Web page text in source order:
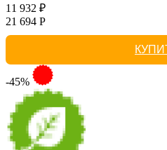
11 932 ₽
21 694 Р
-45%